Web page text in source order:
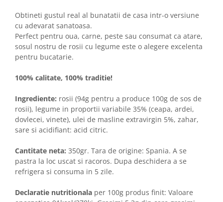
Obtineti gustul real al bunatatii de casa intr-o versiune
cu adevarat sanatoasa.
Perfect pentru oua, carne, peste sau consumat ca atare,
sosul nostru de rosii cu legume este o alegere excelenta
pentru bucatarie.
100% calitate, 100% traditie!
Ingrediente: rosii (94g pentru a produce 100g de sos de
rosii), legume in proportii variabile 35% (ceapa, ardei,
dovlecei, vinete), ulei de masline extravirgin 5%, zahar,
sare si acidifiant: acid citric.
Cantitate neta: 350gr. Tara de origine: Spania. A se
pastra la loc uscat si racoros. Dupa deschidera a se
refrigera si consuma in 5 zile.
Declaratie nutritionala per 100g produs finit: Valoare